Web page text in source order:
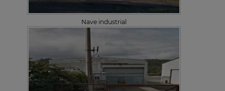
Nave industrial